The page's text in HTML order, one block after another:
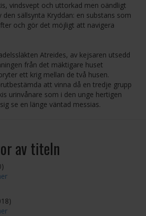
vindsvept och uttorkad men oändligt
den sällsynta Kryddan: en substans som
och gör det möjligt att navigera
Atreides, av kejsaren utsedd
från det mäktigare huset
ett krig mellan de två husen.
att vinna då en tredje grupp
urinvånare som i den unge hertigen
se en länge väntad messias.
av titeln